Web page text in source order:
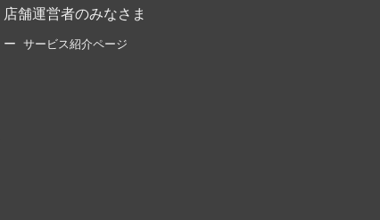
店舗運営者のみなさま
サービス紹介ページ